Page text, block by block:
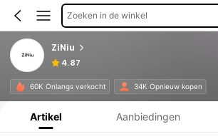
Zoeken in de winkel
ZiNiu
4.87
60K Onlangs verkocht 34K Opnieuw kopen
Productinformatie: Prijsopenbaring, Verkoop- en
Artikel Aanbiedingen